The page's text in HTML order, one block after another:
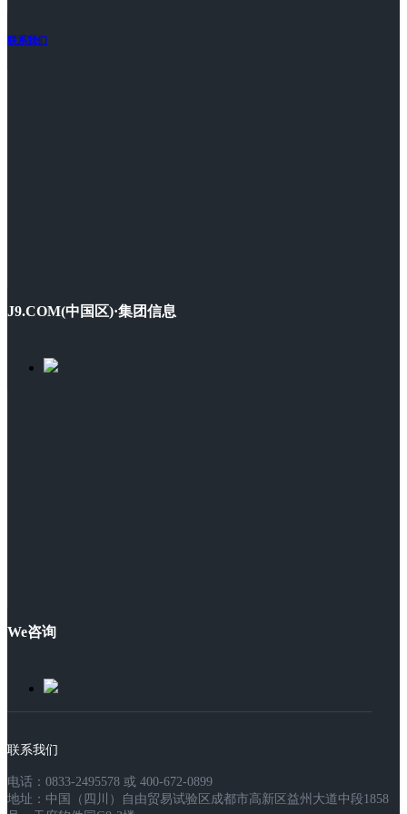
联系我们
J9.COM(中国区)·集团信息
We咨询
联系我们
电话：0833-2495578 或 400-672-0899
地址：中国（四川）自由贸易试验区成都市高新区益州大道中段1858